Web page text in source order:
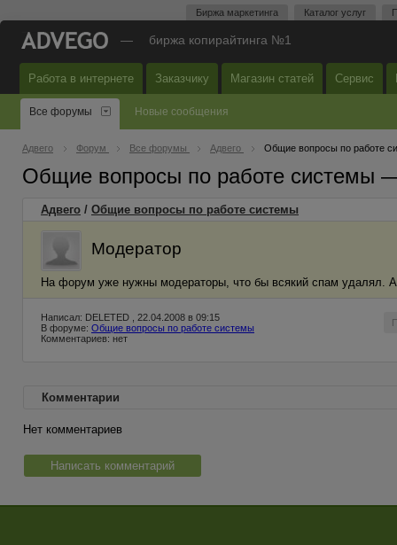
Биржа маркетинга Каталог услуг
— биржа копирайтинга №1
Работа в интернете Заказчику Магазин статей Сервис
Все форумы Новые сообщения
Адвего Форум Все форумы Адвего Общие вопросы по работе
Общие вопросы по работе системы
Адвего / Общие вопросы по работе системы
Модератор
На форум уже нужны модераторы, что бы всякий спам удалял.
Написал: DELETED , 22.04.2008 в 09:15
В форуме: Общие вопросы по работе системы
Комментариев: нет
Комментарии
Нет комментариев
Написать комментарий